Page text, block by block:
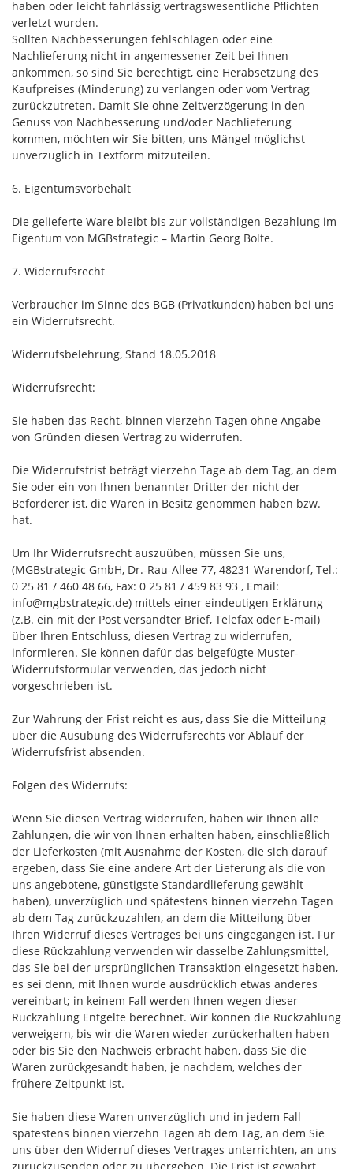
haben oder leicht fahrlässig vertragswesentliche Pflichten
verletzt wurden.
Sollten Nachbesserungen fehlschlagen oder eine
Nachlieferung nicht in angemessener Zeit bei Ihnen
ankommen, so sind Sie berechtigt, eine Herabsetzung des
Kaufpreises (Minderung) zu verlangen oder vom Vertrag
zurückzutreten. Damit Sie ohne Zeitverzögerung in den
Genuss von Nachbesserung und/oder Nachlieferung
kommen, möchten wir Sie bitten, uns Mängel möglichst
unverzüglich in Textform mitzuteilen.
6. Eigentumsvorbehalt
Die gelieferte Ware bleibt bis zur vollständigen Bezahlung im
Eigentum von MGBstrategic – Martin Georg Bolte.
7. Widerrufsrecht
Verbraucher im Sinne des BGB (Privatkunden) haben bei uns
ein Widerrufsrecht.
Widerrufsbelehrung, Stand 18.05.2018
Widerrufsrecht:
Sie haben das Recht, binnen vierzehn Tagen ohne Angabe
von Gründen diesen Vertrag zu widerrufen.
Die Widerrufsfrist beträgt vierzehn Tage ab dem Tag, an dem
Sie oder ein von Ihnen benannter Dritter der nicht der
Beförderer ist, die Waren in Besitz genommen haben bzw.
hat.
Um Ihr Widerrufsrecht auszuüben, müssen Sie uns,
(MGBstrategic GmbH, Dr.-Rau-Allee 77, 48231 Warendorf, Tel.:
0 25 81 / 460 48 66, Fax: 0 25 81 / 459 83 93 , Email:
info@mgbstrategic.de) mittels einer eindeutigen Erklärung
(z.B. ein mit der Post versandter Brief, Telefax oder E-mail)
über Ihren Entschluss, diesen Vertrag zu widerrufen,
informieren. Sie können dafür das beigefügte Muster-
Widerrufsformular verwenden, das jedoch nicht
vorgeschrieben ist.
Zur Wahrung der Frist reicht es aus, dass Sie die Mitteilung
über die Ausübung des Widerrufsrechts vor Ablauf der
Widerrufsfrist absenden.
Folgen des Widerrufs:
Wenn Sie diesen Vertrag widerrufen, haben wir Ihnen alle
Zahlungen, die wir von Ihnen erhalten haben, einschließlich
der Lieferkosten (mit Ausnahme der Kosten, die sich darauf
ergeben, dass Sie eine andere Art der Lieferung als die von
uns angebotene, günstigste Standardlieferung gewählt
haben), unverzüglich und spätestens binnen vierzehn Tagen
ab dem Tag zurückzuzahlen, an dem die Mitteilung über
Ihren Widerruf dieses Vertrages bei uns eingegangen ist. Für
diese Rückzahlung verwenden wir dasselbe Zahlungsmittel,
das Sie bei der ursprünglichen Transaktion eingesetzt haben,
es sei denn, mit Ihnen wurde ausdrücklich etwas anderes
vereinbart; in keinem Fall werden Ihnen wegen dieser
Rückzahlung Entgelte berechnet. Wir können die Rückzahlung
verweigern, bis wir die Waren wieder zurückerhalten haben
oder bis Sie den Nachweis erbracht haben, dass Sie die
Waren zurückgesandt haben, je nachdem, welches der
frühere Zeitpunkt ist.
Sie haben diese Waren unverzüglich und in jedem Fall
spätestens binnen vierzehn Tagen ab dem Tag, an dem Sie
uns über den Widerruf dieses Vertrages unterrichten, an uns